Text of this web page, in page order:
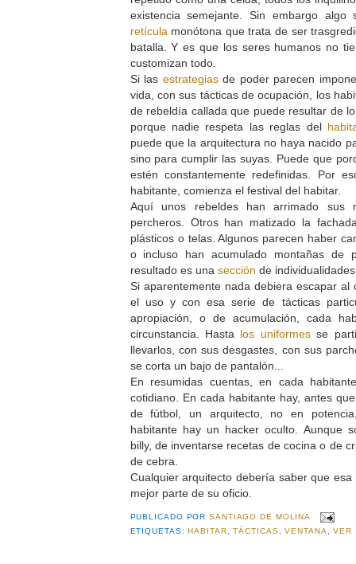
existencia semejante. Sin embargo
retículamonótona que trata de ser
batalla. Y es que los seres humanos no
customizan todo.
Si las estrategiasde poder parecen
vida, con sus tácticas de ocupación, los
de rebeldía callada que puede resultar de
porque nadie respeta las reglas del
puede que la arquitectura no haya nacido
sino para cumplir las suyas. Puede que
estén constantemente redefinidas. Por
habitante, comienza el festival del habitar.
Aquí unos rebeldes han arrimado sus
percheros. Otros han matizado la
plásticos o telas. Algunos parecen haber
o incluso han acumulado montañas de
resultado es una sección de
Si aparentemente nada debiera escapar al
el uso y con esa serie de tácticas
apropiación, o de acumulación, cada
circunstancia. Hasta los uniformesse
llevarlos, con sus desgastes, con sus
se corta un bajo de pantalón...
En resumidas cuentas, en cada
cotidiano. En cada habitante hay, antes
de fútbol, un arquitecto, no en
habitante hay un hacker oculto. Aunque
billy, de inventarse recetas de cocina o de
de cebra.
Cualquier arquitecto debería saber que
mejor parte de su oficio.
PUBLICADO PORSANTIAGO DE MOLINA
ETIQUETAS:HABITAR ,TÁCTICAS ,VENTANA ,VER